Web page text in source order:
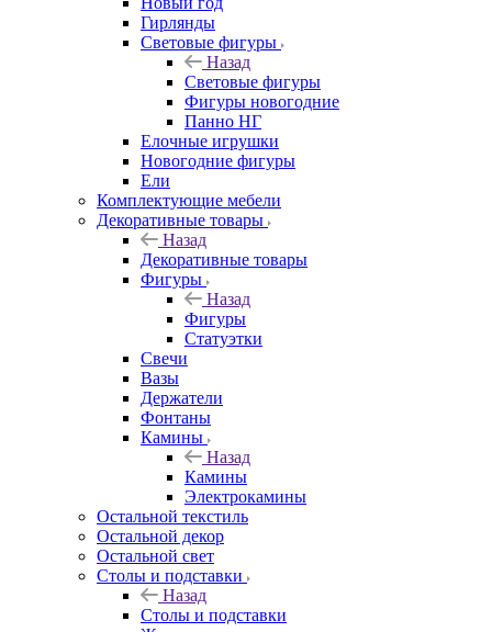
Гирлянды
Световые фигуры
Назад
Световые фигуры
Фигуры новогодние
Панно НГ
Елочные игрушки
Новогодние фигуры
Ели
Комплектующие мебели
Декоративные товары
Назад
Декоративные товары
Фигуры
Назад
Фигуры
Статуэтки
Свечи
Вазы
Держатели
Фонтаны
Камины
Назад
Камины
Электрокамины
Остальной текстиль
Остальной декор
Остальной свет
Столы и подставки
Назад
Столы и подставки